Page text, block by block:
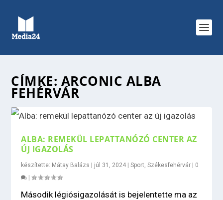
CÍMKE: ARCONIC ALBA
FEHÉRVÁR
ALBA: REMEKÜL LEPATTANÓZÓ CENTER AZ
ÚJ IGAZOLÁS
készítette: Mátay Balázs júl 31, 2024 |Sport,Székesfehérvár
0
|
Második légiósigazolását is bejelentette ma az